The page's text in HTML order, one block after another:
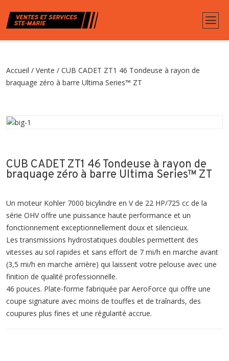
Accueil / Vente / CUB CADET ZT1 46 Tondeuse à rayon de
braquage zéro à barre Ultima Series™ ZT
CUB CADET ZT1 46 Tondeuse à rayon de
braquage zéro à barre Ultima Series™ ZT
Un moteur Kohler 7000 bicylindre en V de 22 HP/725 cc de la
série OHV offre une puissance haute performance et un
fonctionnement exceptionnellement doux et silencieux.
Les transmissions hydrostatiques doubles permettent des
vitesses au sol rapides et sans effort de 7 mi/h en marche avant
(3,5 mi/h en marche arrière) qui laissent votre pelouse avec une
finition de qualité professionnelle.
46 pouces. Plate-forme fabriquée par AeroForce qui offre une
coupe signature avec moins de touffes et de traînards, des
coupures plus fines et une régularité accrue.